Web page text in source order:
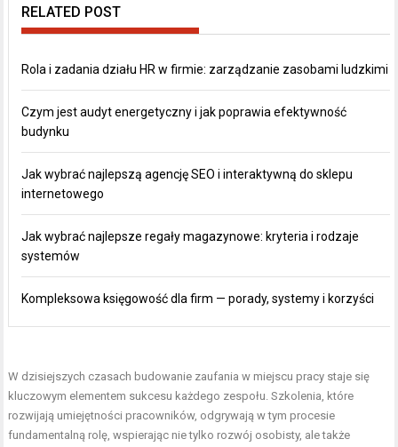
RELATED POST
Rola i zadania działu HR w firmie: zarządzanie zasobami ludzkimi
Czym jest audyt energetyczny i jak poprawia efektywność
budynku
Jak wybrać najlepszą agencję SEO i interaktywną do sklepu
internetowego
Jak wybrać najlepsze regały magazynowe: kryteria i rodzaje
systemów
Kompleksowa księgowość dla firm — porady, systemy i korzyści
W dzisiejszych czasach budowanie zaufania w miejscu pracy staje się
kluczowym elementem sukcesu każdego zespołu. Szkolenia, które
rozwijają umiejętności pracowników, odgrywają w tym procesie
fundamentalną rolę, wspierając nie tylko rozwój osobisty, ale także